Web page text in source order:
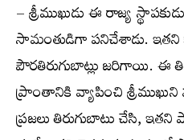
– శ్రీముఖుడు ఈ రాజ్య
సామంతుడిగా పనిచేశాడు.
పౌరతిరుగుబాట్లు జరిగాయి. ఈ
ప్రాంతానికి వ్యాపించి
ప్రజలు తిరుగుబాటు చేసి,